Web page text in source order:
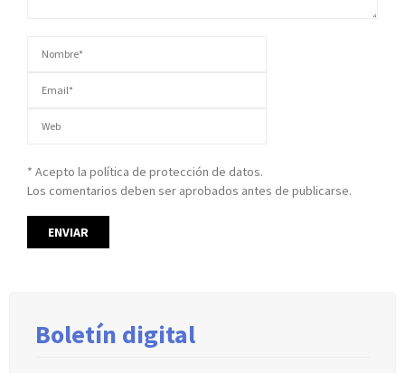
* Acepto la política de protección de datos.
Los comentarios deben ser aprobados antes de publicarse.
Boletín digital